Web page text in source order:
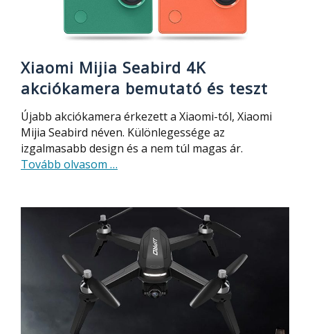
Xiaomi Mijia Seabird 4K
akciókamera bemutató és teszt
Újabb akciókamera érkezett a Xiaomi-tól, Xiaomi
Mijia Seabird néven. Különlegessége az
izgalmasabb design és a nem túl magas ár.
Tovább olvasom about
Seabird
4K
akciókamera
bemutató
és
teszt
…